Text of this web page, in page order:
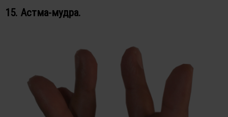
15. Астма-мудра.